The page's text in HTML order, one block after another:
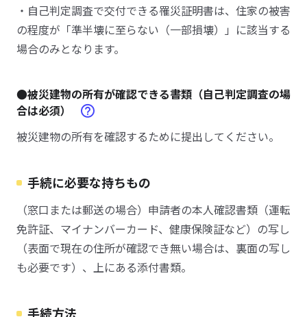
・自己判定調査で交付できる罹災証明書は、住家の被害
の程度が「準半壊に至らない（一部損壊）」に該当する
場合のみとなります。
●被災建物の所有が確認できる書類（自己判定調査の場
合は必須）
被災建物の所有を確認するために提出してください。
手続に必要な持ちもの
（窓口または郵送の場合）申請者の本人確認書類（運転
免許証、マイナンバーカード、健康保険証など）の写し
（表面で現在の住所が確認でき無い場合は、裏面の写し
も必要です）、上にある添付書類。
手続方法